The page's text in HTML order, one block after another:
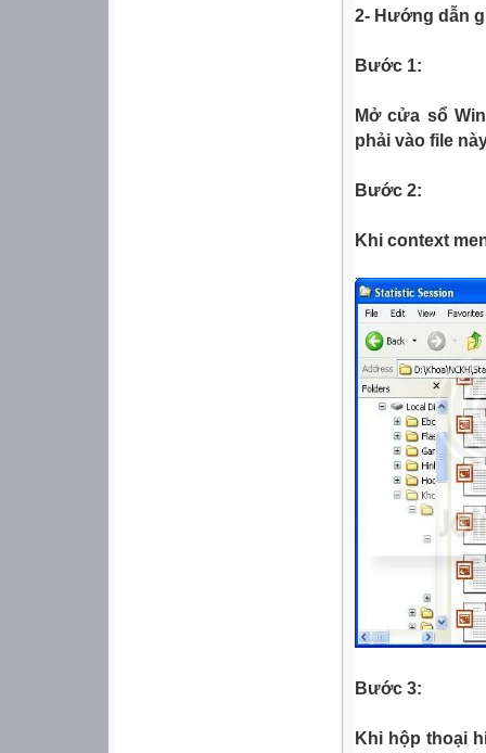
2- Hướng dẫn
Bước 1:
Mở cửa sổ
phải vào file
Bước 2:
Khi context
Bước 3:
Khi hộp thoại